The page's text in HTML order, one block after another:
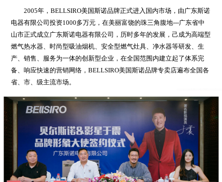
2005年，BELLSIRO美国斯诺品牌正式进入国内市场，由广东斯诺
电器有限公司投资1000多万元，在美丽富饶的珠三角腹地---广东省中
山市正式成立广东斯诺电器有限公司，历时多年的发展，己成为高端型
燃气热水器、时尚型吸油烟机、安全型燃气灶具、净水器等研发、生
产、销售、服务为一体的创新型企业，在全国范围内建立起了体系完
备、响应快速的营销网络，BELLSIRO美国斯诺品牌专卖店遍布全国各
省、市、级主流市场。